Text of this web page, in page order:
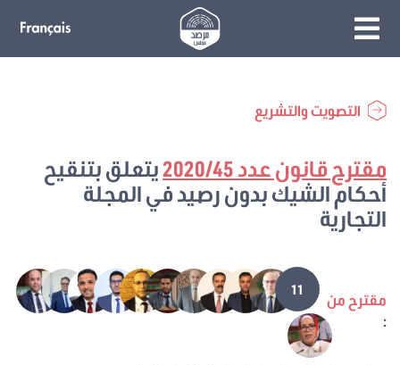
التصويت والتشريع
مقترح قانون عدد 2020/45
يتعلق بتنقيح
أحكام الشيك بدون رصيد في المجلة
التجارية
مقترح من
:
11